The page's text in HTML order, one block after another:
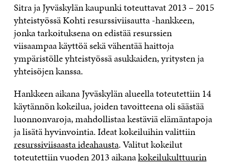
Sitra ja Jyväskylän kaupunki toteuttavat 2013 – 2015
yhteistyössä Kohti resurssiviisautta -hankkeen,
jonka tarkoituksena on edistää resurssien
viisaampaa käyttöä sekä vähentää haittoja
ympäristölle yhteistyössä asukkaiden, yritysten ja
yhteisöjen kanssa.
Hankkeen aikana Jyväskylän alueella toteutettiin 14
käytännön kokeilua, joiden tavoitteena oli säästää
luonnonvaroja, mahdollistaa kestäviä elämäntapoja
ja lisätä hyvinvointia. Ideat kokeiluihin valittiin
resurssiviisaasta ideahausta. Valitut kokeilut
toteutettiin vuoden 2013 aikanakokeilukulttuurin